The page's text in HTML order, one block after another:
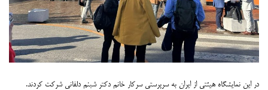
در این نمایشگاه هیئتی از ایران به سرپرستی سرکار خانم دکتر شبنم دلفانی شرکت کردند.